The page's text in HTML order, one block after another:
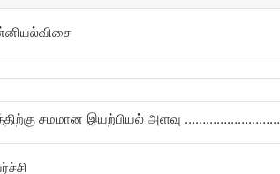
சமமான இயற்பியல் அளவு ………………………